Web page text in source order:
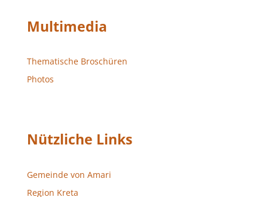
Multimedia
Thematische Broschüren
Photos
Nützliche Links
Gemeinde von Amari
Region Kreta